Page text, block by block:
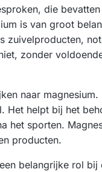
die
is van groot
zuivelproducten,
zonder
naar
Het helpt bij het
het sporten.
producten.
belangrijke rol